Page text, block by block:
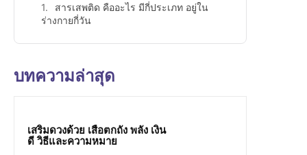
สารเสพติด คืออะไร มีกี่ประเภท อยู่ใน
ร่างกายกี่วัน
บทความล่าสุด
เสริมดวงด้วย เสือตกถัง พลัง เงิน
ดี วิธีและความหมาย